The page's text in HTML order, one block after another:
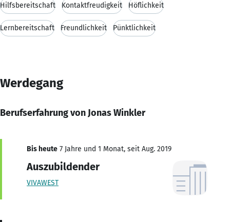
Hilfsbereitschaft Kontaktfreudigkeit Höflichkeit
Lernbereitschaft Freundlichkeit Pünktlichkeit
Werdegang
Berufserfahrung von Jonas Winkler
Bis heute 7 Jahre und 1 Monat, seit Aug. 2019
Auszubildender
VIVAWEST